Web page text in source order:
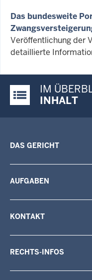
Das bundesweite
Veröffentlichung der
detaillierte
Justiz-Portal im
IM
INHALT
DAS GERICHT
AUFGABEN
KONTAKT
RECHTS-INFOS